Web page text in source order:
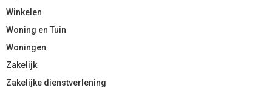
Winkelen
Woning en Tuin
Woningen
Zakelijk
Zakelijke dienstverlening